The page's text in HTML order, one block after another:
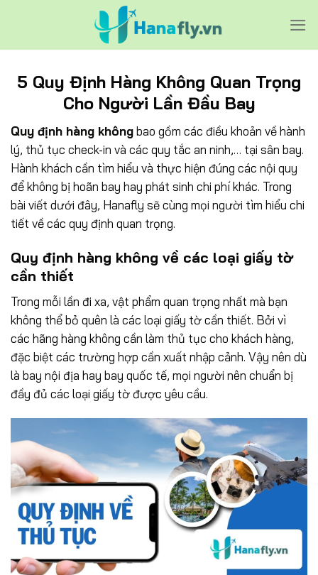
5 Quy Định Hàng Không Quan Trọng
Cho Người Lần Đầu Bay
Quy định hàng khôngbao gồm các điều khoản về hành
lý, thủ tục check-in và các quy tắc an ninh,… tại sân bay.
Hành khách cần tìm hiểu và thực hiện đúng các nội quy
để không bị hoãn bay hay phát sinh chi phí khác. Trong
bài viết dưới đây, Hanafly sẽ cùng mọi người tìm hiểu chi
tiết về các quy định quan trọng.
Quy định hàng không về các loại giấy tờ
cần thiết
Trong mỗi lần đi xa, vật phẩm quan trọng nhất mà bạn
không thể bỏ quên là các loại giấy tờ cần thiết. Bởi vì
các hãng hàng không cần làm thủ tục cho khách hàng,
đặc biệt các trường hợp cần xuất nhập cảnh. Vậy nên dù
là bay nội địa hay bay quốc tế, mọi người nên chuẩn bị
đầy đủ các loại giấy tờ được yêu cầu.